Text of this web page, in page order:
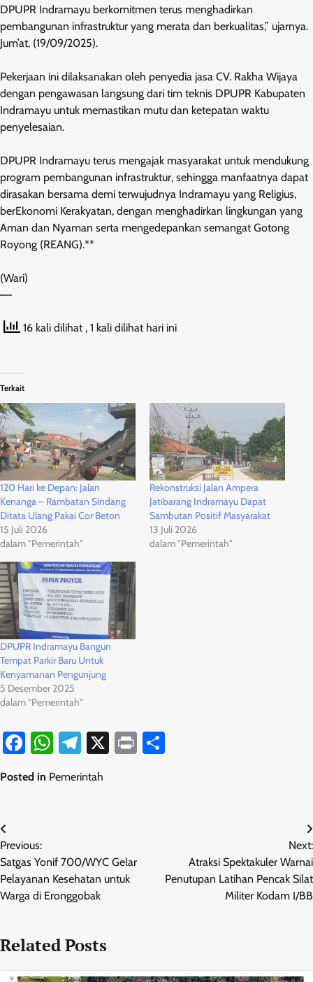
DPUPR Indramayu berkomitmen terus menghadirkan
pembangunan infrastruktur yang merata dan berkualitas,” ujarnya.
Jum’at, (19/09/2025).
Pekerjaan ini dilaksanakan oleh penyedia jasa CV. Rakha Wijaya
dengan pengawasan langsung dari tim teknis DPUPR Kabupaten
Indramayu untuk memastikan mutu dan ketepatan waktu
penyelesaian.
DPUPR Indramayu terus mengajak masyarakat untuk mendukung
program pembangunan infrastruktur, sehingga manfaatnya dapat
dirasakan bersama demi terwujudnya Indramayu yang Religius,
berEkonomi Kerakyatan, dengan menghadirkan lingkungan yang
Aman dan Nyaman serta mengedepankan semangat Gotong
Royong (REANG).**
(Wari)
—-
16 kali dilihat , 1 kali dilihat hari ini
Terkait
120 Hari ke Depan: Jalan
Kenanga – Rambatan Sindang
Ditata Ulang Pakai Cor Beton
15 Juli 2026
dalam "Pemerintah"
Rekonstruksi Jalan Ampera
Jatibarang Indramayu Dapat
Sambutan Positif Masyarakat
13 Juli 2026
dalam "Pemerintah"
DPUPR Indramayu Bangun
Tempat Parkir Baru Untuk
Kenyamanan Pengunjung
5 Desember 2025
dalam "Pemerintah"
Facebook
WhatsApp
Telegram
X Print
Posted in Pemerintah
Navigasi
pos
Previous:
Satgas Yonif 700/WYC Gelar
Pelayanan Kesehatan untuk
Warga di Eronggobak
Next:
Atraksi Spektakuler Warnai
Penutupan Latihan Pencak Silat
Militer Kodam I/BB
Related Posts